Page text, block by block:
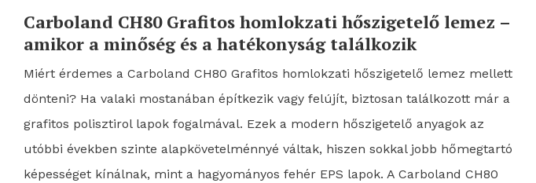
Carboland CH80 Grafitos homlokzati hőszigetelő lemez –
amikor a minőség és a hatékonyság találkozik
Miért érdemes a Carboland CH80 Grafitos homlokzati hőszigetelő lemez mellett
dönteni? Ha valaki mostanában építkezik vagy felújít, biztosan találkozott már a
grafitos polisztirol lapok fogalmával. Ezek a modern hőszigetelő anyagok az
utóbbi években szinte alapkövetelménnyé váltak, hiszen sokkal jobb hőmegtartó
képességet kínálnak, mint a hagyományos fehér EPS lapok. A Carboland CH80